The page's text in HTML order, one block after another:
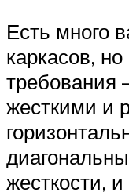
Есть много
каркасов,
требования
жесткими и
жесткости,